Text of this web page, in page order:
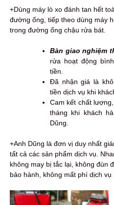
+Dùng máy lò xo đánh tan hết
đường ống, tiếp theo dùng máy
trong đường ống chậu rửa bát.
Bàn giao nghiệm
rửa hoạt động
tiền.
Đã nhận giá là
tiền dịch vụ khi
Cam kết chất
tháng khi khách
Dũng.
+Anh Dũng là đơn vị duy nhất
tất cả các sản phẩm dịch vụ.
không may bị tắc lại, không đùn
bảo hành, không mất phí dịch vụ